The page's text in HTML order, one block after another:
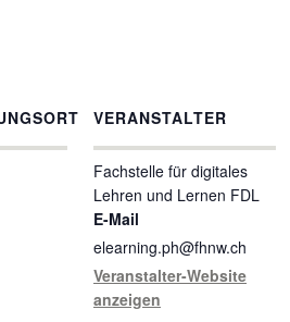
VERANSTALTER
Fachstelle für digitales
Lehren und Lernen FDL
E-Mail
elearning.ph@fhnw.ch
Veranstalter-Website
anzeigen